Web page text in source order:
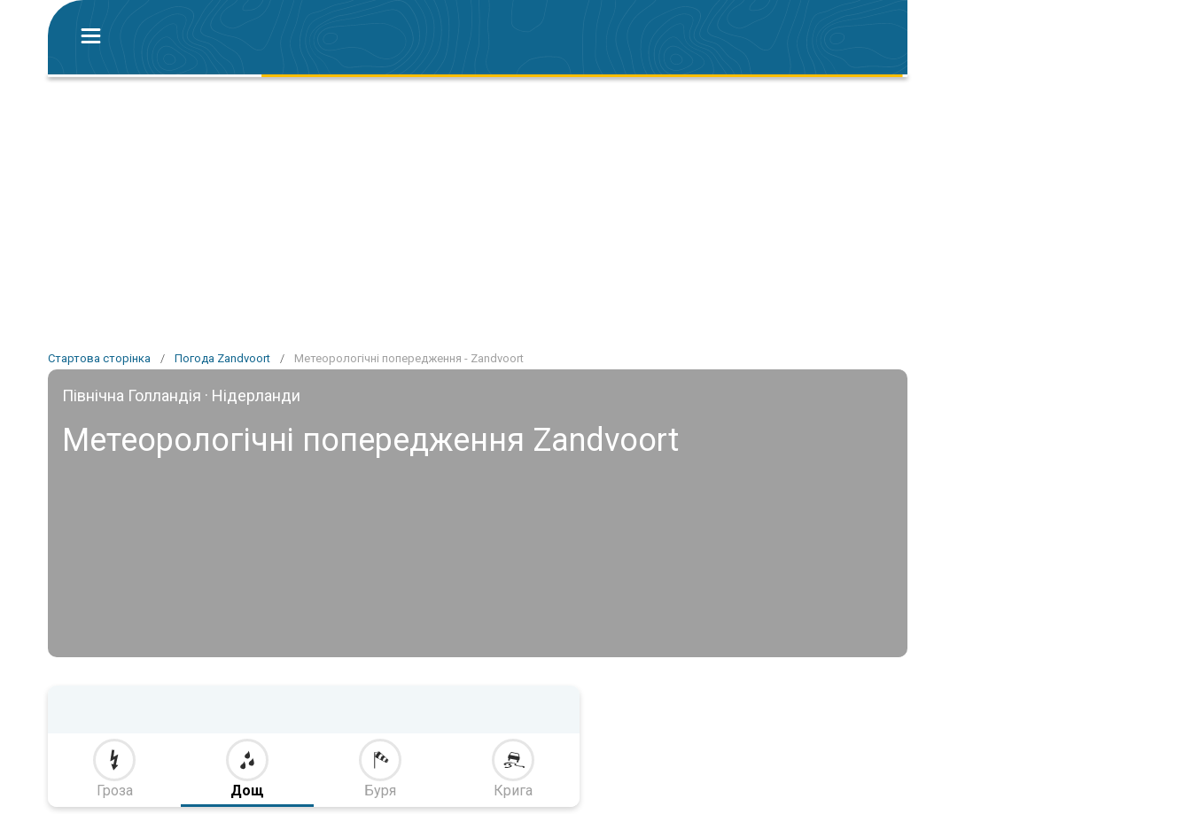
Стартова сторінка / Погода Zandvoort / Метеорологічні попередження - Zandvoort
Північна Голландія · Нідерланди
Метеорологічні попередження Zandvoort
Гроза Дощ Буря Крига